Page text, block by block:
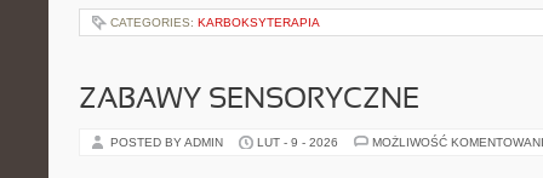
CATEGORIES: KARBOKSYTERAPIA
ZABAWY SENSORYCZNE
POSTED BY ADMIN LUT - 9 - 2026 MOŻLIWOŚĆ